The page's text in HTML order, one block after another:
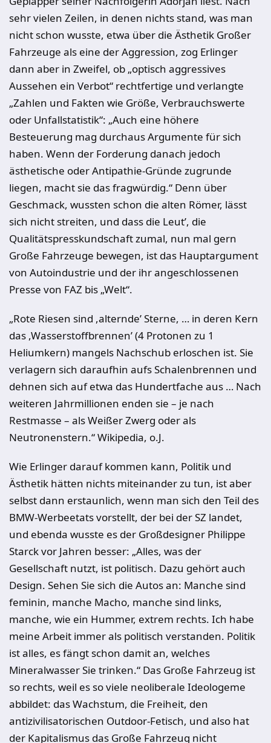
sehr vielen Zeilen, in denen nichts stand, was man
nicht schon wusste, etwa über die Ästhetik Großer
Fahrzeuge als eine der Aggression, zog Erlinger
dann aber in Zweifel, ob „optisch aggressives
Aussehen ein Verbot“ rechtfertige und verlangte
„Zahlen und Fakten wie Größe, Verbrauchswerte
oder Unfallstatistik“: „Auch eine höhere
Besteuerung mag durchaus Argumente für sich
haben. Wenn der Forderung danach jedoch
ästhetische oder Antipathie-Gründe zugrunde
liegen, macht sie das fragwürdig.“ Denn über
Geschmack, wussten schon die alten Römer, lässt
sich nicht streiten, und dass die Leut’, die
Qualitätspresskundschaft zumal, nun mal gern
Große Fahrzeuge bewegen, ist das Hauptargument
von Autoindustrie und der ihr angeschlossenen
Presse von FAZ bis „Welt“.
„Rote Riesen sind ,alternde’ Sterne, … in deren Kern
das ,Wasserstoffbrennen’ (4 Protonen zu 1
Heliumkern) mangels Nachschub erloschen ist. Sie
verlagern sich daraufhin aufs Schalenbrennen und
dehnen sich auf etwa das Hundertfache aus … Nach
weiteren Jahrmillionen enden sie – je nach
Restmasse – als Weißer Zwerg oder als
Neutronenstern.“ Wikipedia, o.J.
Wie Erlinger darauf kommen kann, Politik und
Ästhetik hätten nichts miteinander zu tun, ist aber
selbst dann erstaunlich, wenn man sich den Teil des
BMW-Werbeetats vorstellt, der bei der SZ landet,
und ebenda wusste es der Großdesigner Philippe
Starck vor Jahren besser: „Alles, was der
Gesellschaft nutzt, ist politisch. Dazu gehört auch
Design. Sehen Sie sich die Autos an: Manche sind
feminin, manche Macho, manche sind links,
manche, wie ein Hummer, extrem rechts. Ich habe
meine Arbeit immer als politisch verstanden. Politik
ist alles, es fängt schon damit an, welches
Mineralwasser Sie trinken.“ Das Große Fahrzeug ist
so rechts, weil es so viele neoliberale Ideologeme
abbildet: das Wachstum, die Freiheit, den
antizivilisatorischen Outdoor-Fetisch, und also hat
der Kapitalismus das Große Fahrzeug nicht